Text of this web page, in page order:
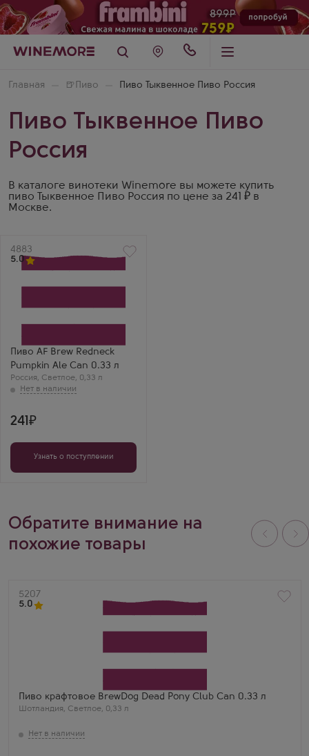
Главная 🍺 Пиво Пиво Тыквенное Пиво Россия
Пиво Тыквенное Пиво
Россия
В каталоге винотеки Winemore вы можете купить
пиво Тыквенное Пиво Россия по цене за 241 ₽ в
Москве.
Артикул
4883
5.0
Пиво AF Brew Redneck
Pumpkin Ale Can 0.33 л
Россия, Светлое, 0,33 л
241
Узнать о поступлении
Обратите внимание на
похожие товары
Артикул
5207
5.0
Пиво крафтовое BrewDog Dead Pony Club Can 0.33 л
Шотландия, Светлое, 0,33 л